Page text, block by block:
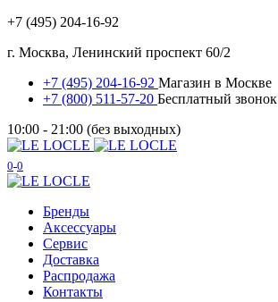
+7 (495) 204-16-92
г. Москва, Ленинский проспект 60/2
+7 (495) 204-16-92 Магазин в Москве
+7 (800) 511-57-20 Бесплатный звонок
10:00 - 21:00 (без выходных)
0 0
Бренды
Аксессуары
Сервис
Доставка
Распродажа
Контакты